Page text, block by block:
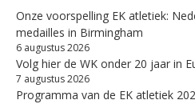
Onze voorspelling EK atletiek:
medailles in Birmingham
6 augustus 2026
Volg hier de WK onder 20 jaar in
7 augustus 2026
Programma van de EK atletiek